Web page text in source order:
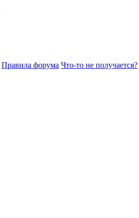
Правила форума Что-то не получается?